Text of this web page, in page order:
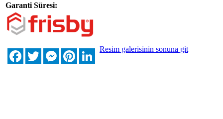
Garanti Süresi:
FacebookTwitterMessengerPinterestLinkedIn
Resim galerisinin sonuna git